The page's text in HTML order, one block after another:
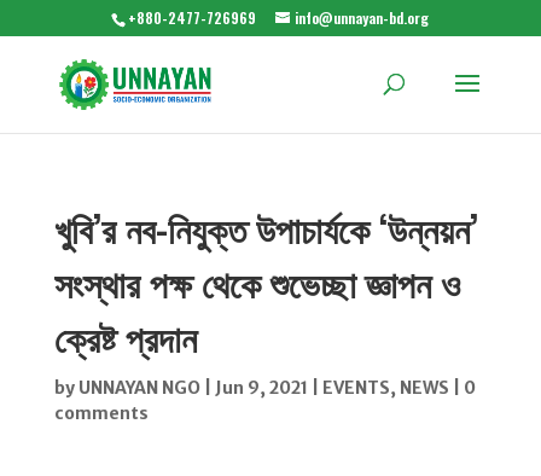
+880-2477-726969 info@unnayan-bd.org
খুবি’র নব-নিযুক্ত উপাচার্যকে ‘উন্নয়ন’
সংস্থার পক্ষ থেকে শুভেচ্ছা জ্ঞাপন ও
ক্রেষ্ট প্রদান
by UNNAYAN NGO| Jun 9, 2021 EVENTS, NEWS
0
comments